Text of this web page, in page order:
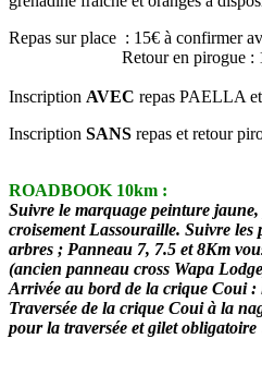
Repas sur place : 15€ à confirmer
Retour en pirogue :
Inscription AVEC repas PAELLA
Inscription SANS repas et retour
ROADBOOK 10km :
Suivre le marquage peinture
croisement Lassouraille. Suivre les
arbres ; Panneau 7, 7.5 et 8Km
(ancien panneau cross Wapa
Arrivée au bord de la crique Coui :
Traversée de la crique Coui à la
pour la traversée et gilet obligatoire